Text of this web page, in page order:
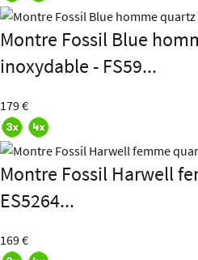
Montre Fossil Blue
inoxydable - FS59...
179 €
Montre Fossil Harwell
ES5264...
169 €